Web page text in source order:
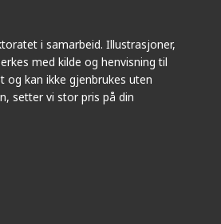
i samarbeid. Illustrasjoner,
med kilde og henvisning til
og kan ikke gjenbrukes uten
setter vi stor pris på din